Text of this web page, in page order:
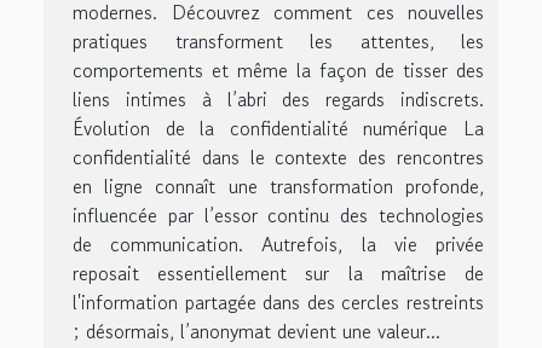
modernes. Découvrez comment ces nouvelles
pratiques transforment les attentes, les
comportements et même la façon de tisser des
liens intimes à l’abri des regards indiscrets.
Évolution de la confidentialité numérique La
confidentialité dans le contexte des rencontres
en ligne connaît une transformation profonde,
influencée par l’essor continu des technologies
de communication. Autrefois, la vie privée
reposait essentiellement sur la maîtrise de
l'information partagée dans des cercles restreints
; désormais, l’anonymat devient une valeur...